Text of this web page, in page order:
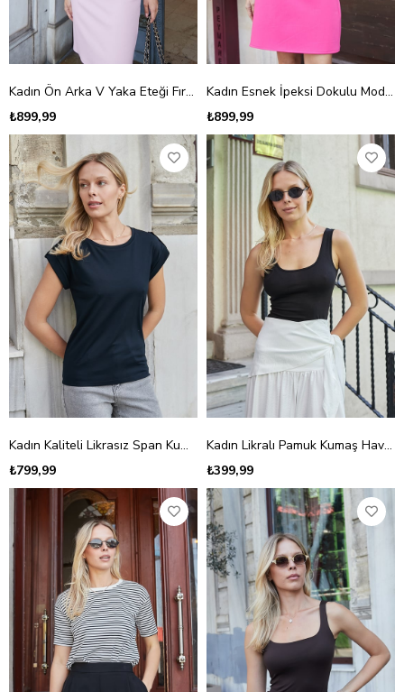
Kadın Ön Arka V Yaka Eteği Fırfırlı Kolsuz Bluz-Siyah
₺899,99
Kadın Esnek İpeksi Dokulu Modal Kumaş V Yaka Düşük Omuzlu Bluz-Siyah
₺899,99
Kadın Kaliteli Likrasız Span Kumaş Geniş Sıfır Yaka Duble Kollu Apoletli Düğmeli T-shirt Bluz-Koyu Lacivert
₺799,99
Kadın Likralı Pamuk Kumaş Havuz Yaka Bluz Body-Siyah
₺399,99